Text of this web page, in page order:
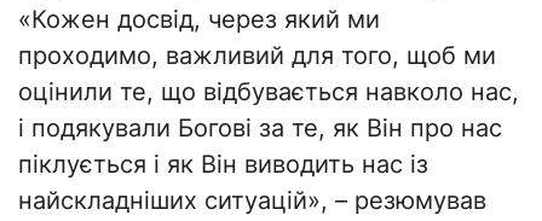
«Кожен досвід, через який ми
проходимо, важливий для того, щоб ми
оцінили те, що відбувається навколо нас,
і подякували Богові за те, як Він про нас
піклується і як Він виводить нас із
найскладніших ситуацій», – резюмував